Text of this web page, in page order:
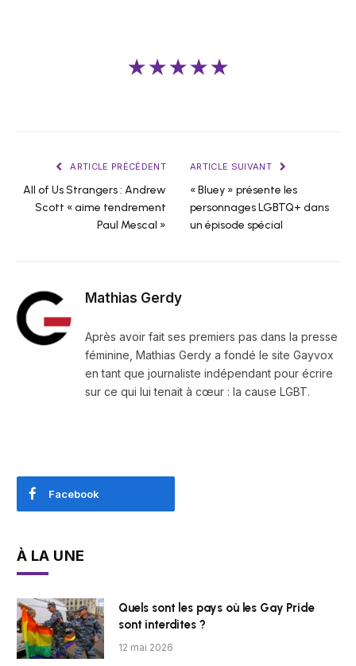
★★★★★
ARTICLE PRÉCÉDENT
All of Us Strangers : Andrew
Scott « aime tendrement
Paul Mescal »
ARTICLE SUIVANT
« Bluey » présente les
personnages LGBTQ+ dans
un épisode spécial
Mathias Gerdy
Après avoir fait ses premiers pas dans la presse
féminine, Mathias Gerdy a fondé le site Gayvox
en tant que journaliste indépendant pour écrire
sur ce qui lui tenait à cœur : la cause LGBT.
Facebook
À LA UNE
Quels sont les pays où les Gay Pride
sont interdites ?
12 mai 2026